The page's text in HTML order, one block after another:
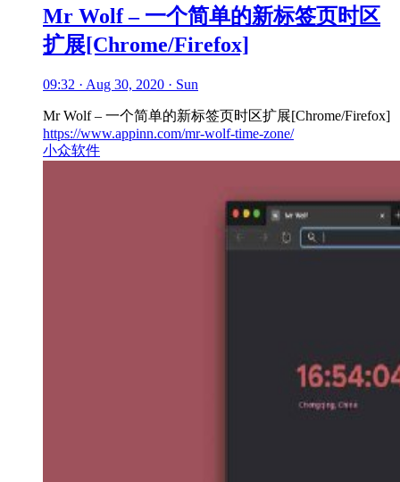
Mr Wolf – 一个简单的新标签页时区
扩展[Chrome/Firefox]
09:32 · Aug 30, 2020 · Sun
Mr Wolf – 一个简单的新标签页时区扩展[Chrome/Firefox]
https://www.appinn.com/mr-wolf-time-zone/
小众软件